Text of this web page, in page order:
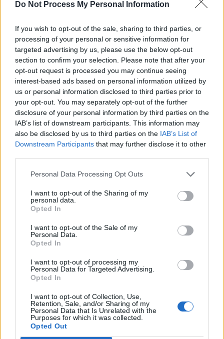
Do Not Process My Personal Information
If you wish to opt-out of the sale, sharing to third parties, or
processing of your personal or sensitive information for
targeted advertising by us, please use the below opt-out
section to confirm your selection. Please note that after your
opt-out request is processed you may continue seeing
interest-based ads based on personal information utilized by
us or personal information disclosed to third parties prior to
your opt-out. You may separately opt-out of the further
disclosure of your personal information by third parties on the
IAB’s list of downstream participants. This information may
also be disclosed by us to third parties on the IAB’s List of
Downstream Participants that may further disclose it to other
Personal Data Processing Opt Outs
I want to opt-out of the Sharing of my
personal data.
Opted In
I want to opt-out of the Sale of my
Personal Data.
Opted In
I want to opt-out of processing my
Personal Data for Targeted Advertising.
Opted In
I want to opt-out of Collection, Use,
Retention, Sale, and/or Sharing of my
Personal Data that Is Unrelated with the
Purposes for which it was collected.
Opted Out
est essentiel de maintenir une bonne hygiène bucco-dentaire :
régulier, placement de scellements sur les molaires dès l’âge de 6
ans, et application de vernis fluoré pour limiter les caries.
Article précédent
Faites attention à l’eau
glacée en canicule, cela
Hypertension silencieuse :
comment la détecter sans
ARTICLES CONNEXES PLUS DE L'AUTEUR